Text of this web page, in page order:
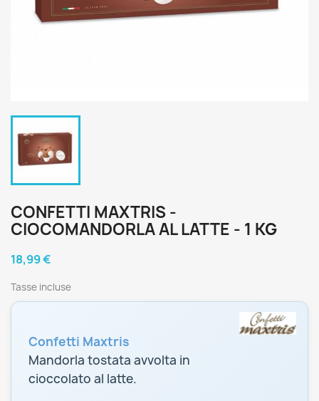
CONFETTI MAXTRIS -
CIOCOMANDORLA AL LATTE - 1 KG
18,99 €
Tasse incluse
Confetti Maxtris
Mandorla tostata avvolta in
cioccolato al latte.